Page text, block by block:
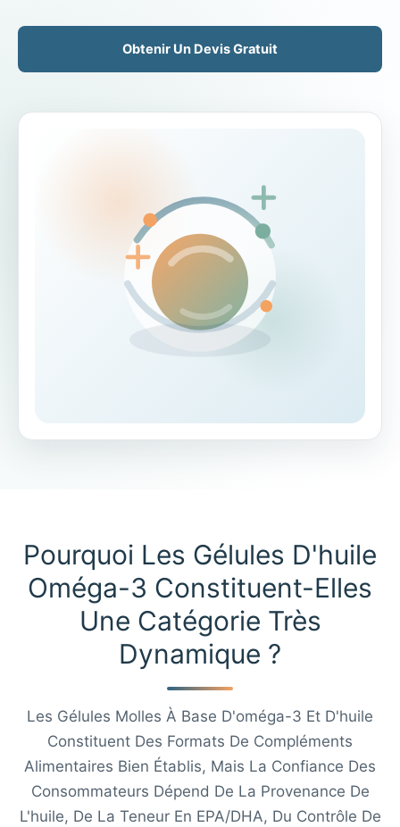
Obtenir Un Devis Gratuit
Pourquoi Les Gélules D'huile
Oméga-3 Constituent-Elles
Une Catégorie Très
Dynamique ?
Les Gélules Molles À Base D'oméga-3 Et D'huile
Constituent Des Formats De Compléments
Alimentaires Bien Établis, Mais La Confiance Des
Consommateurs Dépend De La Provenance De
L'huile, De La Teneur En EPA/DHA, Du Contrôle De